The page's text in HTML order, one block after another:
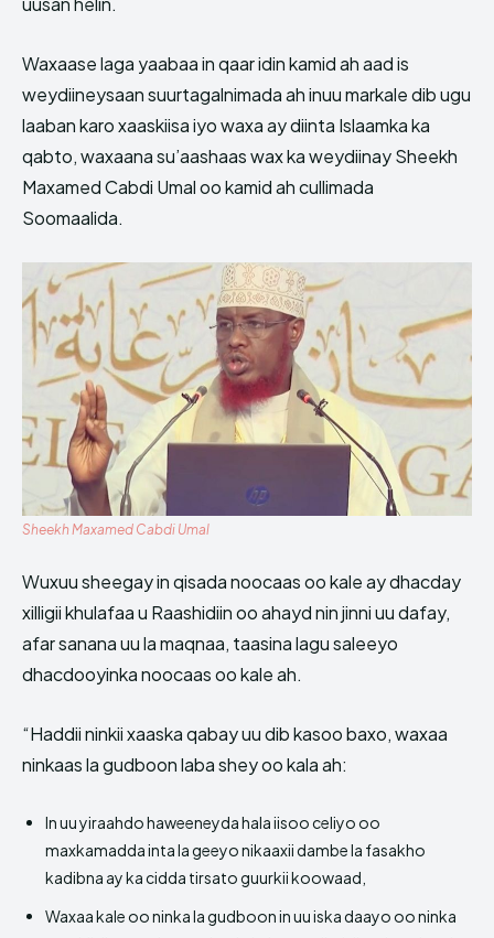
Waxaase laga yaabaa in qaar idin kamid ah aad is
weydiineysaan suurtagalnimada ah inuu markale dib ugu
laaban karo xaaskiisa iyo waxa ay diinta Islaamka ka
qabto, waxaana su’aashaas wax ka weydiinay Sheekh
Maxamed Cabdi Umal oo kamid ah cullimada
Soomaalida.
Sheekh Maxamed Cabdi Umal
Wuxuu sheegay in qisada noocaas oo kale ay dhacday
xilligii khulafaa u Raashidiin oo ahayd nin jinni uu dafay,
afar sanana uu la maqnaa, taasina lagu saleeyo
dhacdooyinka noocaas oo kale ah.
“Haddii ninkii xaaska qabay uu dib kasoo baxo, waxaa
ninkaas la gudboon laba shey oo kala ah:
In uu yiraahdo haweeneyda hala iisoo celiyo oo
maxkamadda inta la geeyo nikaaxii dambe la fasakho
kadibna ay ka cidda tirsato guurkii koowaad,
Waxaa kale oo ninka la gudboon in uu iska daayo oo ninka